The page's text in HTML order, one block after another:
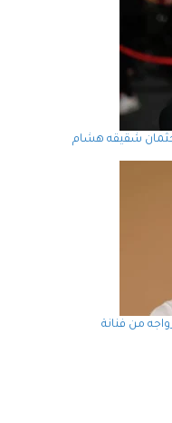
شقيقه هشام
من فنانة